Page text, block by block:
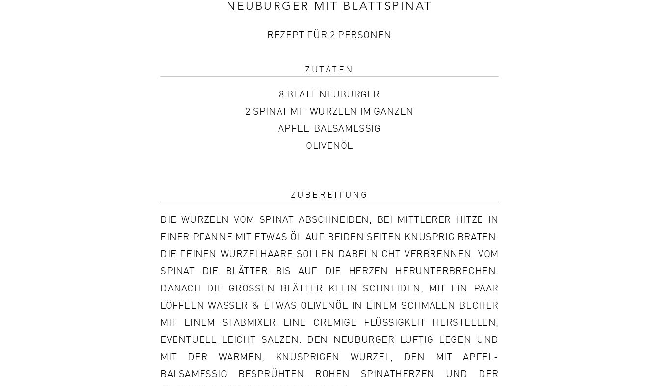
NEUBURGER MIT BLATTSPINAT
REZEPT FÜR 2 PERSONEN
ZUTATEN
8 BLATT NEUBURGER
2 SPINAT MIT WURZELN IM GANZEN
APFEL-BALSAMESSIG
OLIVENÖL
ZUBEREITUNG
DIE WURZELN VOM SPINAT ABSCHNEIDEN, BEI MITTLERER HITZE IN
EINER PFANNE MIT ETWAS ÖL AUF BEIDEN SEITEN KNUSPRIG BRATEN.
DIE FEINEN WURZELHAARE SOLLEN DABEI NICHT VERBRENNEN. VOM
SPINAT DIE BLÄTTER BIS AUF DIE HERZEN HERUNTERBRECHEN.
DANACH DIE GROSSEN BLÄTTER KLEIN SCHNEIDEN, MIT EIN PAAR L
ÖFFELN WASSER & ETWAS OLIVENÖL IN EINEM SCHMALEN BECHER M
IT EINEM STABMIXER EINE CREMIGE FLÜSSIGKEIT HERSTELLEN, E
VENTUELL LEICHT SALZEN. DEN NEUBURGER LUFTIG LEGEN UND M
IT DER WARMEN, KNUSPRIGEN WURZEL, DEN MIT APFEL-B
ALSAMESSIG BESPRÜHTEN ROHEN SPINATHERZEN UND DER S